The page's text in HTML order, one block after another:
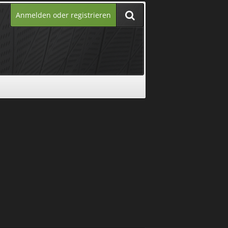
Anmelden oder registrieren